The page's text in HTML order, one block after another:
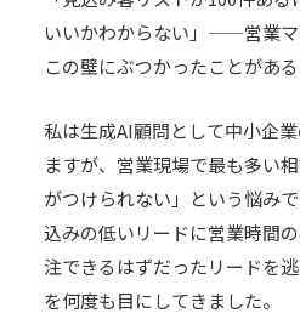
いいかわからない」——営業
この壁にぶつかったことがある
私は生成AI顧問として中小企
ますが、営業現場で最も多い
がつけられない」という悩み
込みの低いリードに営業時間
注できるはずだったリードを
を何度も目にしてきました。